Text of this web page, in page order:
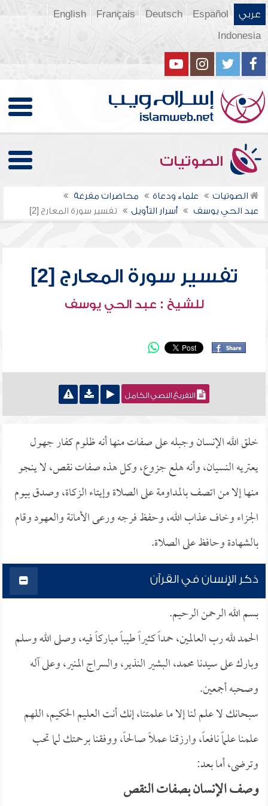
عربي Español
Deutsch
Français
English
Indonesia
الصوتيات
الصوتيات علماء ودعاة
محاضرات مفرغة
عبد الحي يوسف
أسرار التأويل تفسير سورة المعارج [2]
تفسير سورة المعارج [2]
للشيخ : عبد الحي يوسف
التفريغ النصي الكامل
خلق الله الإنسان وجبله على صفات منها أنه ظلوم كفار جهول
يعتريه النسيان، وأنه هلع جزوع، وكل هذه صفات نقص، لا ينجو
منها إلا من اتصف بالمداومة على الصلاة وإيتاء الزكاة، وصدق بيوم
الجزاء وخاف عذاب الله، وحفظ فرجه ورعى الأمانة والعهود وقام
بالشهادة وحافظ على الصلاة.
ذكر الإنسان في القرآن
بسم الله الرحمن الرحيم.
الحمد لله رب العالمين، حمداً كثيراً طيباً مباركاً فيه، وصلى الله وسلم
وبارك على سيدنا محمد، البشير النذير، والسراج المنير، وعلى آله
وصحبه أجمعين.
سبحانك لا علم لنا إلا ما علمتنا، إنك أنت العليم الحكيم، اللهم
علمنا علماً نافعاً، وارزقنا عملاً صالحاً، ووفقنا برحمتك لما تحب
وترضى، أما بعد:
وصف الإنسان بصفات النقص